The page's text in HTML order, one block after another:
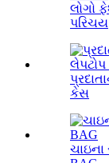
લોગો
પરિચય
કેસ